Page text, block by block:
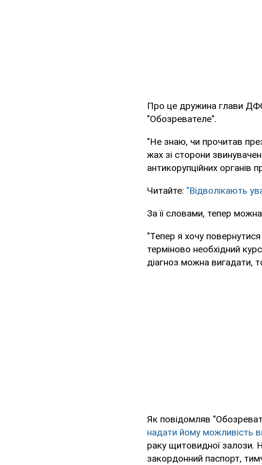
Про це дружина глави
"Обозревателе".
"Не знаю, чи прочитав
жах зі сторони
антикорупційних органів
Читайте: "Відволікають
За її словами, тепер
"Тепер я хочу
терміново необхідний
діагноз можна вигадати,
Як повідомляв
надати йому можливість
раку щитовидної залози.
закордонний паспорт,